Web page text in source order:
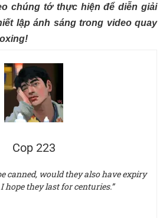
chúng tớ thực hiện để diễn giải
lập ánh sáng trong video quay
Cop 223
canned, would they also have expiry
hope they last for centuries.”